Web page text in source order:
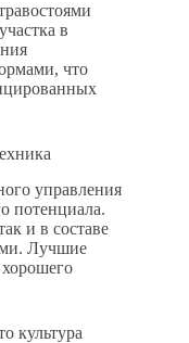
в
что
управления
потенциала.
и в составе
Лучшие
культура